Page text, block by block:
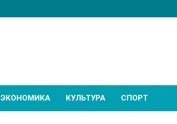
ЭКОНОМИКА КУЛЬТУРА СПОРТ